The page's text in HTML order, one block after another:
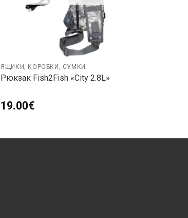
ЯЩИКИ, КОРОБКИ, СУМКИ
Рюкзак Fish2Fish «City 2.8L»
19.00€